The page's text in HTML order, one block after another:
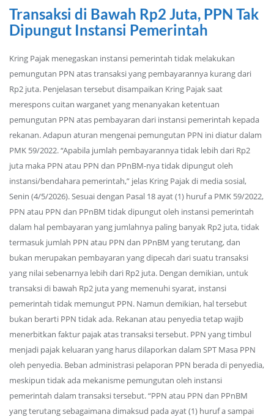
Transaksi di Bawah Rp2 Juta, PPN Tak
Dipungut Instansi Pemerintah
Kring Pajak menegaskan instansi pemerintah tidak melakukan
pemungutan PPN atas transaksi yang pembayarannya kurang dari
Rp2 juta. Penjelasan tersebut disampaikan Kring Pajak saat
merespons cuitan warganet yang menanyakan ketentuan
pemungutan PPN atas pembayaran dari instansi pemerintah kepada
rekanan. Adapun aturan mengenai pemungutan PPN ini diatur dalam
PMK 59/2022. “Apabila jumlah pembayarannya tidak lebih dari Rp2
juta maka PPN atau PPN dan PPnBM-nya tidak dipungut oleh
instansi/bendahara pemerintah,” jelas Kring Pajak di media sosial,
Senin (4/5/2026). Sesuai dengan Pasal 18 ayat (1) huruf a PMK 59/2022,
PPN atau PPN dan PPnBM tidak dipungut oleh instansi pemerintah
dalam hal pembayaran yang jumlahnya paling banyak Rp2 juta, tidak
termasuk jumlah PPN atau PPN dan PPnBM yang terutang, dan
bukan merupakan pembayaran yang dipecah dari suatu transaksi
yang nilai sebenarnya lebih dari Rp2 juta. Dengan demikian, untuk
transaksi di bawah Rp2 juta yang memenuhi syarat, instansi
pemerintah tidak memungut PPN. Namun demikian, hal tersebut
bukan berarti PPN tidak ada. Rekanan atau penyedia tetap wajib
menerbitkan faktur pajak atas transaksi tersebut. PPN yang timbul
menjadi pajak keluaran yang harus dilaporkan dalam SPT Masa PPN
oleh penyedia. Beban administrasi pelaporan PPN berada di penyedia,
meskipun tidak ada mekanisme pemungutan oleh instansi
pemerintah dalam transaksi tersebut. “PPN atau PPN dan PPnBM
yang terutang sebagaimana dimaksud pada ayat (1) huruf a sampai